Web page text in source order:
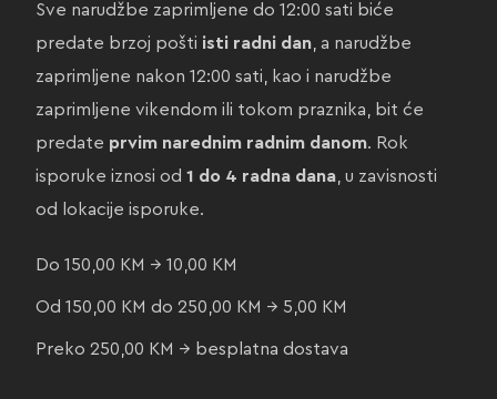
Sve narudžbe zaprimljene do 12:00 sati biće
predate brzoj pošti isti radni dan, a narudžbe
zaprimljene nakon 12:00 sati, kao i narudžbe
zaprimljene vikendom ili tokom praznika, bit će
predate prvim narednim radnim danom. Rok
isporuke iznosi od 1 do 4 radna dana, u zavisnosti
od lokacije isporuke.
Do 150,00 KM → 10,00 KM
Od 150,00 KM do 250,00 KM → 5,00 KM
Preko 250,00 KM → besplatna dostava